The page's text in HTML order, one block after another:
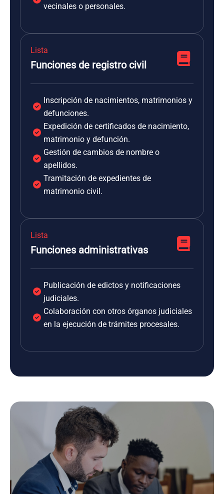
vecinales o personales.
Lista
Funciones de registro civil
Inscripción de nacimientos, matrimonios y
defunciones.
Expedición de certificados de nacimiento,
matrimonio y defunción.
Gestión de cambios de nombre o
apellidos.
Tramitación de expedientes de
matrimonio civil.
Lista
Funciones administrativas
Publicación de edictos y notificaciones
judiciales.
Colaboración con otros órganos judiciales
en la ejecución de trámites procesales.